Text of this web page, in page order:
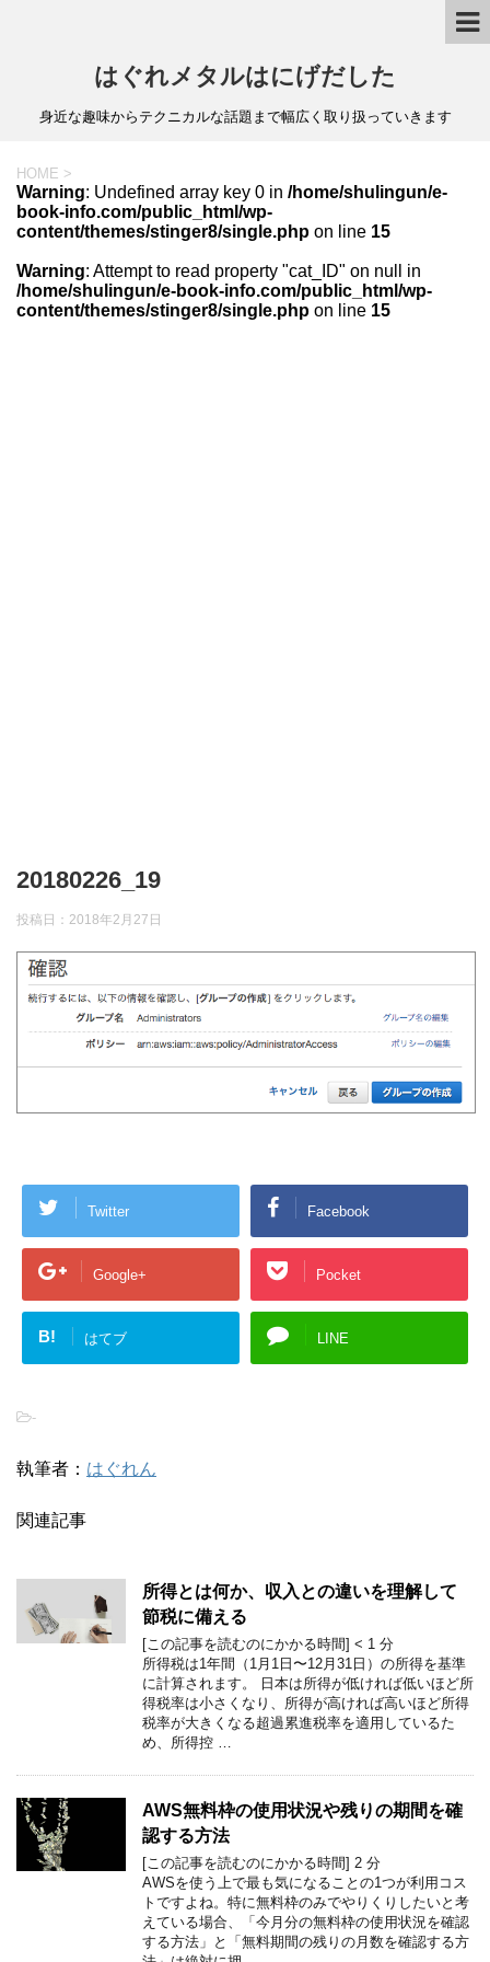
はぐれメタルはにげだした
身近な趣味からテクニカルな話題まで幅広く取り扱っていきます
HOME >
Warning: Undefined array key 0 in /home/shulingun/e-
book-info.com/public_html/wp-
content/themes/stinger8/single.php on line 15
Warning: Attempt to read property "cat_ID" on null in
/home/shulingun/e-book-info.com/public_html/wp-
content/themes/stinger8/single.php on line 15
20180226_19
投稿日： 2018年2月27日
Twitter Facebook
Google+ Pocket
B! はてブ LINE
-
執筆者： はぐれん
関連記事
所得とは何か、収入との違いを理解して
節税に備える
[この記事を読むのにかかる時間] < 1 分
所得税は1年間（1月1日〜12月31日）の所得を基準
に計算されます。 日本は所得が低ければ低いほど所
得税率は小さくなり、所得が高ければ高いほど所得
税率が大きくなる超過累進税率を適用しているた
め、所得控 …
AWS無料枠の使用状況や残りの期間を確
認する方法
[この記事を読むのにかかる時間] 2 分
AWSを使う上で最も気になることの1つが利用コス
トですよね。特に無料枠のみでやりくりしたいと考
えている場合、「今月分の無料枠の使用状況を確認
する方法」と「無料期間の残りの月数を確認する方